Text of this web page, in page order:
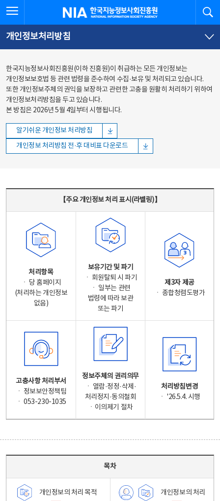
바로가기
바로가기
한국지능정보사회진흥원
개인정보처리방침
한국지능정보사회진흥원(이하 진흥원)이 취급하는 모든 개인정보는
개인정보보호법 등 관련 법령을 준수하여 수집·보유 및 처리되고 있습니다.
또한 개인정보주체의 권익을 보장하고 관련한 고충을 원활히 처리하기 위하여
개인정보처리방침을 두고 있습니다.
본 방침은 2026년 5월 4일부터 시행됩니다.
알기쉬운 개인정보 처리방침
개인정보 처리방침 전·후 대비표 다운로드
【주요 개인정보 처리 표시(라벨링)】
처리항목
ㆍ 당 홈페이지
(처리하는 개인정보
없음)
보유기간 및 파기
ㆍ 회원탈퇴 시 파기
ㆍ 일부는 관련
법령에 따라 보관
또는 파기
제3자 제공
ㆍ 종합청렴도평가
고충사항 처리부서
ㆍ 정보보안정책팀
ㆍ 053-230-1035
정보주체의 권리의무
ㆍ 열람·정정·삭제·
처리정지·동의철회
ㆍ이의제기 절차
처리방침변경
ㆍ '26.5.4. 시행
목차
개인정보의 처리 목적
개인정보의 처리